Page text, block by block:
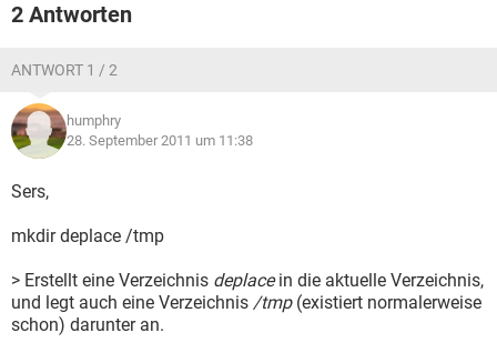
2 Antworten
ANTWORT 1 / 2
humphry
28. September 2011 um 11:38
Sers,
mkdir deplace /tmp
> Erstellt eine Verzeichnis deplacein die aktuelle Verzeichnis,
und legt auch eine Verzeichnis /tmp(existiert normalerweise
schon) darunter an.